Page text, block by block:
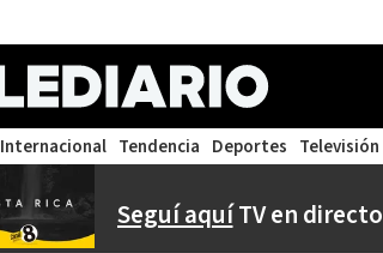
Internacional Tendencia Deportes Televisión
Seguí aquíTV en directo